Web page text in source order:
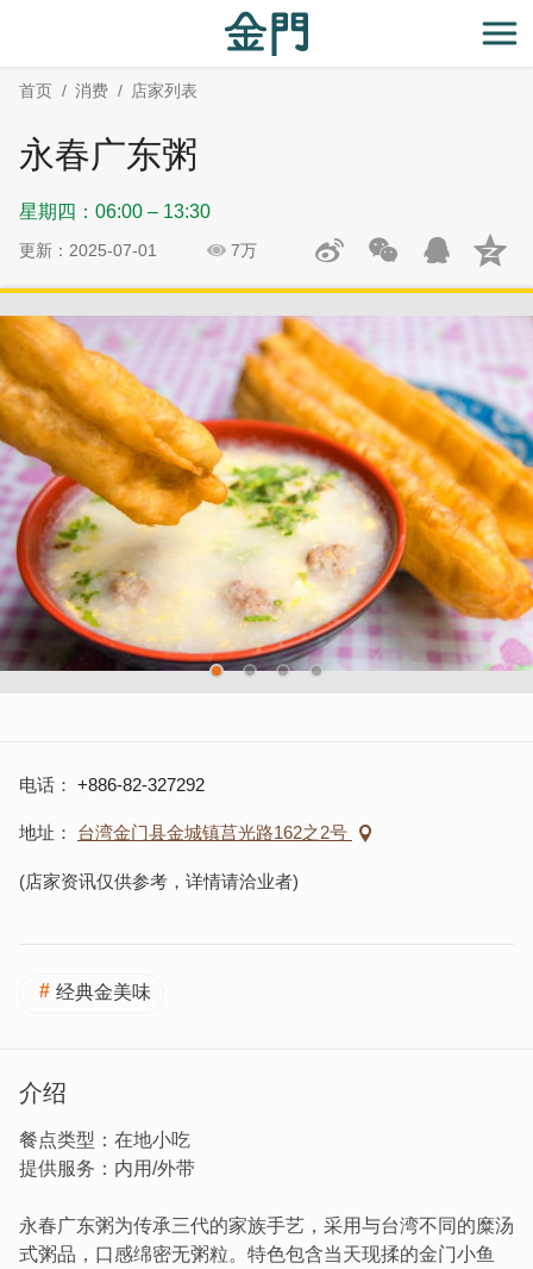
主
开
首页 消费 店家列表
永春广东粥
星期四：06:00 – 13:30
更新：2025-07-01 7万
社
电话 +886-82-327292
地址 台湾金门县金城镇莒光路162之2号
(店家资讯仅供参考，详情请洽业者)
经典金美味
介绍
餐点类型：在地小吃
提供服务：内用/外带
永春广东粥为传承三代的家族手艺，采用与台湾不同的糜汤
式粥品，口感绵密无粥粒。特色包含当天现揉的金门小鱼